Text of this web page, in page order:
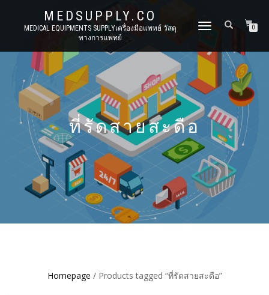
MEDSUPPLY.CO
MEDICAL EQUIPMENTS SUPPLYเครื่องมือแพทย์ วัสดุ
ทางการแพทย์
TOGGLE
0
ที่รัดสายสะดือ
Homepage / Products tagged “ที่รัดสายสะดือ”